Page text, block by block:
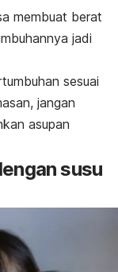
membuat berat
jadi
sesuai
jangan
asupan
susu